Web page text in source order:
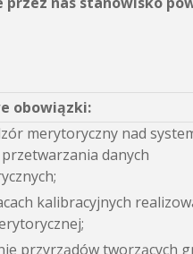
obowiązki:
merytoryczny nad
danych
kalibracyjnych
przyrządów tworzących